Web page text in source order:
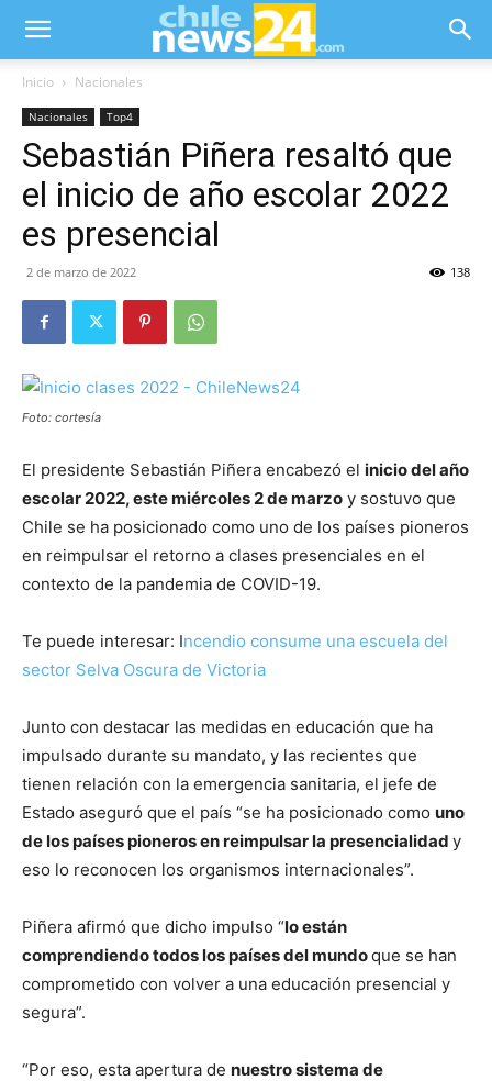
Inicio Nacionales
Nacionales Top4
Sebastián Piñera resaltó que
el inicio de año escolar 2022
es presencial
2 de marzo de 2022 138
Foto: cortesía
El presidente Sebastián Piñera encabezó el inicio del año
escolar 2022, este miércoles 2 de marzo y sostuvo que
Chile se ha posicionado como uno de los países pioneros
en reimpulsar el retorno a clases presenciales en el
contexto de la pandemia de COVID-19.
Te puede interesar: Incendio consume una escuela del
sector Selva Oscura de Victoria
Junto con destacar las medidas en educación que ha
impulsado durante su mandato, y las recientes que
tienen relación con la emergencia sanitaria, el jefe de
Estado aseguró que el país “se ha posicionado como uno
de los países pioneros en reimpulsar la presencialidad y
eso lo reconocen los organismos internacionales”.
Piñera afirmó que dicho impulso “lo están
comprendiendo todos los países del mundoque se han
comprometido con volver a una educación presencial y
segura”.
“Por eso, esta apertura de nuestro sistema de